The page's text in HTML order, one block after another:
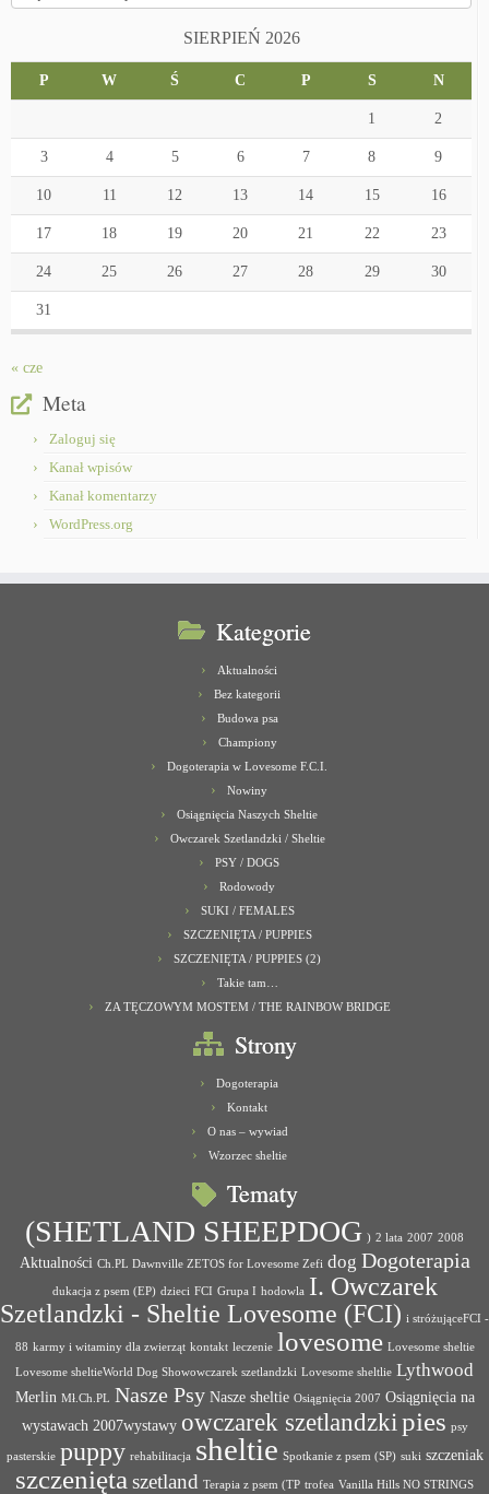
SIERPIEŃ 2026
P W Ś C P S N
1 2
3 4 5 6 7 8 9
10 11 12 13 14 15 16
17 18 19 20 21 22 23
24 25 26 27 28 29 30
31
« cze
Meta
Zaloguj się
Kanał wpisów
Kanał komentarzy
WordPress.org
Kategorie
Aktualności
Bez kategorii
Budowa psa
Championy
Dogoterapia w Lovesome F.C.I.
Nowiny
Osiągnięcia Naszych Sheltie
Owczarek Szetlandzki / Sheltie
PSY / DOGS
Rodowody
SUKI / FEMALES
SZCZENIĘTA / PUPPIES
SZCZENIĘTA / PUPPIES (2)
Takie tam…
ZA TĘCZOWYM MOSTEM / THE RAINBOW BRIDGE
Strony
Dogoterapia
Kontakt
O nas – wywiad
Wzorzec sheltie
Tematy
(SHETLAND SHEEPDOG ) 2 lata 2007 2008
Aktualności Ch.PL Dawnville ZETOS for Lovesome Zefi dog Dogoterapia
dukacja z psem (EP) dzieci FCI Grupa I hodowla I. Owczarek
Szetlandzki - Sheltie Lovesome (FCI) i stróżująceFCI -
88 karmy i witaminy dla zwierząt kontakt leczenie lovesome Lovesome sheltie
Lovesome sheltieWorld Dog Showowczarek szetlandzki Lovesome sheltlie Lythwood
Merlin Mł.Ch.PL Nasze Psy Nasze sheltie Osiągnięcia 2007 Osiągnięcia na
wystawach 2007wystawy owczarek szetlandzkipies psy
pasterskie puppy rehabilitacja sheltie Spotkanie z psem (SP) suki szczeniak
szczenięta szetland Terapia z psem (TP trofea Vanilla Hills NO STRINGS